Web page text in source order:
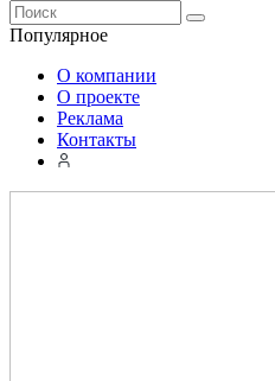
Популярное
О компании
О проекте
Реклама
Контакты